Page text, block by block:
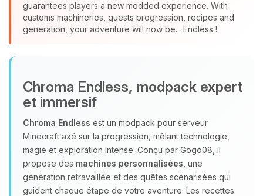
guarantees players a new modded experience. With
customs machineries, quests progression, recipes and
generation, your adventure will now be... Endless !
Chroma Endless, modpack expert
et immersif
Chroma Endless est un modpack pour serveur
Minecraft axé sur la progression, mêlant technologie,
magie et exploration intense. Conçu par Gogo08, il
propose des machines personnalisées , une
génération retravaillée et des quêtes scénarisées qui
guident chaque étape de votre aventure. Les recettes
Youpi, enfin quelqu’un pour me
parler ! Moi c’est Choupy, ton petit
assistant BoxToPlay. Dis-moi ce dont